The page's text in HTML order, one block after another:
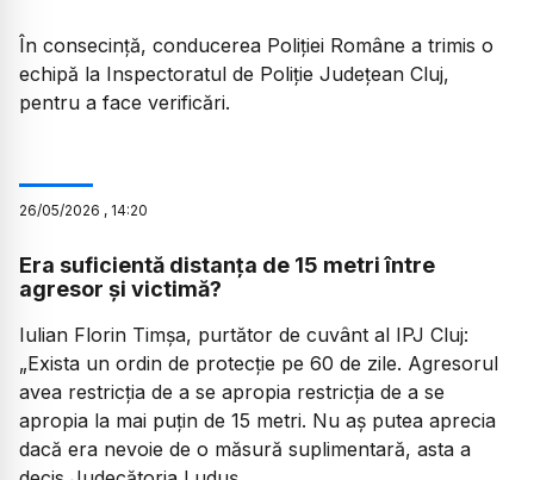
În consecință, conducerea Poliției Române a trimis o
echipă la Inspectoratul de Poliție Județean Cluj,
pentru a face verificări.
26/05/2026 , 14:20
Era suficientă distanța de 15 metri între
agresor și victimă?
Iulian Florin Timșa, purtător de cuvânt al IPJ Cluj:
„Exista un ordin de protecție pe 60 de zile. Agresorul
avea restricția de a se apropia restricția de a se
apropia la mai puțin de 15 metri. Nu aș putea aprecia
dacă era nevoie de o măsură suplimentară, asta a